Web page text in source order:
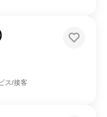
ス/接客